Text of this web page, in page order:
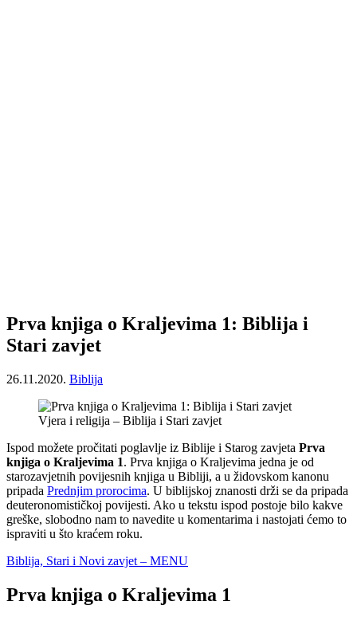
Prva knjiga o Kraljevima 1: Biblija i
Stari zavjet
26.11.2020. Biblija
Vjera i religija – Biblija i Stari zavjet
Ispod možete pročitati poglavlje iz Biblije i Starog zavjeta Prva
knjiga o Kraljevima 1. Prva knjiga o Kraljevima jedna je od
starozavjetnih povijesnih knjiga u Bibliji, a u židovskom kanonu
pripada Prednjim prorocima. U biblijskoj znanosti drži se da pripada
deuteronomističkoj povijesti. Ako u tekstu ispod postoje bilo kakve
greške, slobodno nam to navedite u komentarima i nastojati ćemo to
ispraviti u što kraćem roku.
Biblija, Stari i Novi zavjet – MENU
Prva knjiga o Kraljevima 1